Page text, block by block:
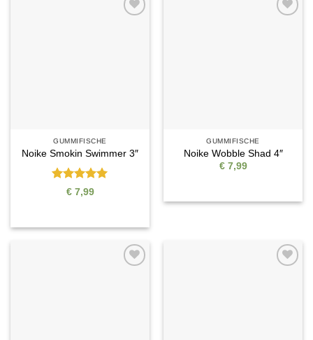
GUMMIFISCHE
Noike Smokin Swimmer 3″
Bewertet
€7,99
GUMMIFISCHE
Noike Wobble Shad 4″
€7,99